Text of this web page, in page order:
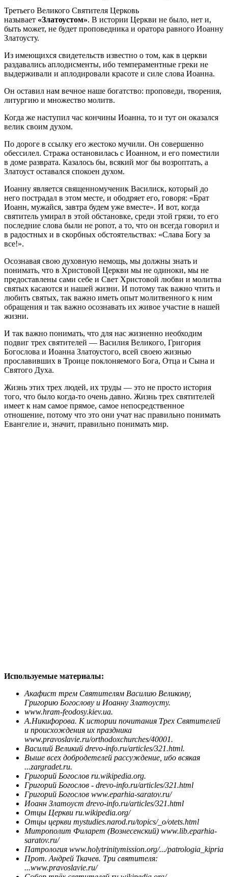
Третьего Великого Святителя Церковь
называет «Златоустом». В истории Церкви не было, нет и,
быть может, не будет проповедника и оратора равного Иоанну
Златоусту.
Из имеющихся свидетельств известно о том, как в церкви
раздавались аплодисменты, ибо темпераментные греки не
выдерживали и аплодировали красоте и силе слова Иоанна.
Он оставил нам вечное наше богатство: проповеди, творения,
литургию и множество молитв.
Когда же наступил час кончины Иоанна, то и тут он оказался
велик своим духом.
По дороге в ссылку его жестоко мучили. Он совершенно
обессилел. Стража остановилась с Иоанном, и его поместили
в доме разврата. Казалось бы, всякий мог бы возроптать, а
Златоуст оставался спокоен духом.
Иоанну является священномученик Василиск, который до
него пострадал в этом месте, и ободряет его, говоря: «Брат
Иоанн, мужайся, завтра будем уже вместе». И вот, когда
святитель умирал в этой обстановке, среди этой грязи, то его
последние слова были не ропот, а то, что он всегда говорил и
в радостных и в скорбных обстоятельствах: «Слава Богу за
все!».
Осознавая свою духовную немощь, мы должны знать и
понимать, что в Христовой Церкви мы не одиноки, мы не
предоставлены сами себе и Свет Христовой любви и молитва
святых касаются и нашей жизни. И потому так важно чтить и
любить святых, так важно иметь опыт молитвенного к ним
обращения и так важно осознавать их живое участие в нашей
жизни.
И так важно понимать, что для нас жизненно необходим
подвиг трех святителей — Василия Великого, Григория
Богослова и Иоанна Златоустого, всей своею жизнью
прославивших в Троице поклоняемого Бога, Отца и Сына и
Святого Духа.
Жизнь этих трех людей, их труды — это не просто история
того, что было когда-то очень давно. Жизнь трех святителей
имеет к нам самое прямое, самое непосредственное
отношение, потому что это они учат нас правильно понимать
Евангелие и, значит, правильно понимать мир.
Используемые материалы:
Акафист трем Святителям Василию Великому,
Григорию Богослову и Иоанну Златоусту.
www.hram-feodosy.kiev.ua.
А.Никифорова. К истории почитания Трех Святителей
и происхождения их праздника
www.pravoslavie.ru/orthodoxchurches/40001.
Василий Великий drevo-info.ru/articles/321.html.
Выше всех добродетелей рассуждение, ибо всякая
...zargradet.ru.
Григорий Богослов ru.wikipedia.org.
Григорий Богослов - drevo-info.ru/articles/321.html
Григорий Богослов www.eparhia-saratov.ru/
Иоанн Златоуст drevo-info.ru/articles/321.html
Отцы Церкви ru.wikipedia.org/
Отцы церкви mystudies.narod.ru/topics/_o/otets.html
Митрополит Филарет (Вознесенский) www.lib.eparhia-
saratov.ru/
Патрология www.holytrinitymission.org/.../patrologia_kipria
Прот. Андрей Ткачев. Три святителя:
...www.pravoslavie.ru/